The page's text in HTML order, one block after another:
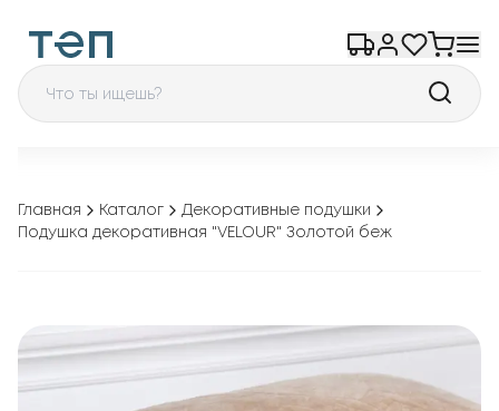
Главная Каталог
Декоративные подушки
Подушка декоративная "VELOUR" Золотой беж